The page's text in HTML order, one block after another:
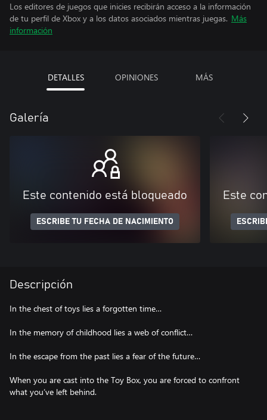
Los editores de juegos que inicies recibirán acceso a la información
de tu perfil de Xbox y a los datos asociados mientras juegas. Más
información
DETALLES OPINIONES MÁS
Galería
Este contenido está bloqueado
ESCRIBE TU FECHA DE NACIMIENTO
Este
Descripción
In the chest of toys lies a forgotten time…
In the memory of childhood lies a web of conflict…
In the escape from the past lies a fear of the future…
When you are cast into the Toy Box, you are forced to confront
what you’ve left behind.